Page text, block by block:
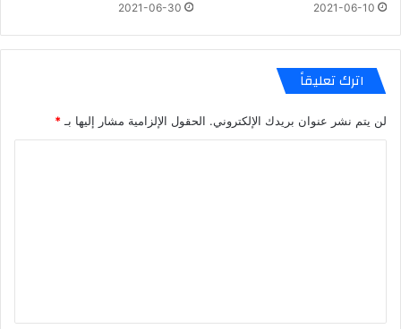
2021-06-10
2021-06-30
اترك تعليقاً
لن يتم نشر عنوان بريدك الإلكتروني. الحقول الإلزامية مشار إليها بـ*